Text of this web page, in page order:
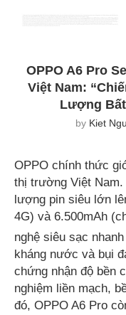
OPPO A6 Pro
Việt Nam:
Lượng
by Kiet
OPPO chính thức
thị trường Việt Nam.
lượng pin siêu lớn
4G) và 6.500mAh
nghệ siêu sạc
kháng nước và bụi
chứng nhận độ bền
nghiệm liền mạch,
đó, OPPO A6 Pro